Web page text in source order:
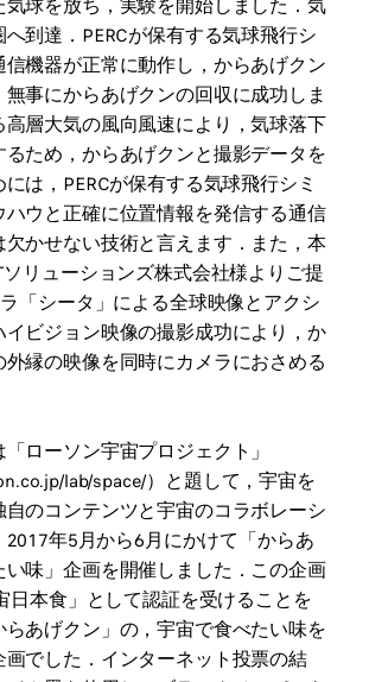
球を放ち，実験を開始しました．気
到達．PERCが保有する気球飛行シ
信機器が正常に動作し，からあげクン
事にからあげクンの回収に成功しま
高層大気の風向風速により，気球落下
ため，からあげクンと撮影データを
は，PERCが保有する気球飛行シミ
ウと正確に位置情報を発信する通信
かせない技術と言えます．また，本
リューションズ株式会社様よりご提
「シータ」による全球映像とアクシ
イビジョン映像の撮影成功により，か
縁の映像を同時にカメラにおさめる
ローソン宇宙プロジェクト」
lab/space/）と題して，宇宙を
のコンテンツと宇宙のコラボレーシ
2017年5月から6月にかけて「からあ
味」企画を開催しました．この企画
日本食」として認証を受けることを
あげクン」の，宇宙で食べたい味を
でした．インターネット投票の結